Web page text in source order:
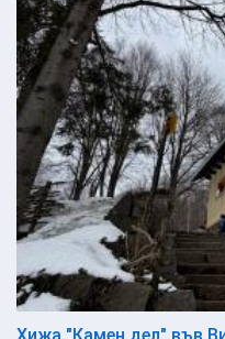
Хижа "Камен дел" във